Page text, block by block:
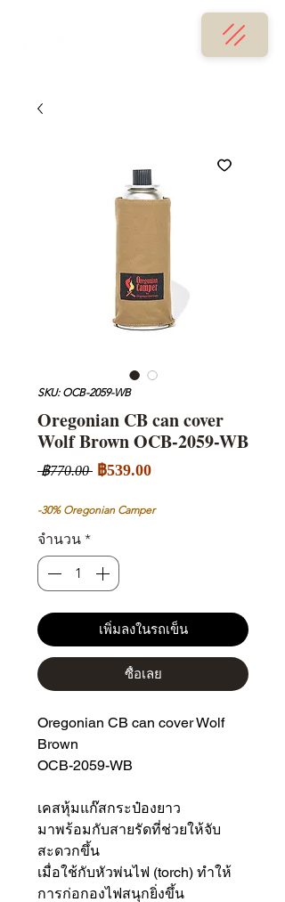
SKU: OCB-2059-WB
Oregonian CB can cover
Wolf Brown OCB-2059-WB
฿770.00 ราคา
฿539.00ราคา
ลด
-30% Oregonian Camper
จำนวน *
เพิ่มลงในรถเข็น
ซื้อเลย
Oregonian CB can cover Wolf
Brown
OCB-2059-WB
เคสหุ้มแก๊สกระป๋องยาว
มาพร้อมกับสายรัดที่ช่วยให้จับ
สะดวกขึ้น
เมื่อใช้กับหัวพ่นไฟ (torch) ทำให้
การก่อกองไฟสนุกยิ่งขึ้น